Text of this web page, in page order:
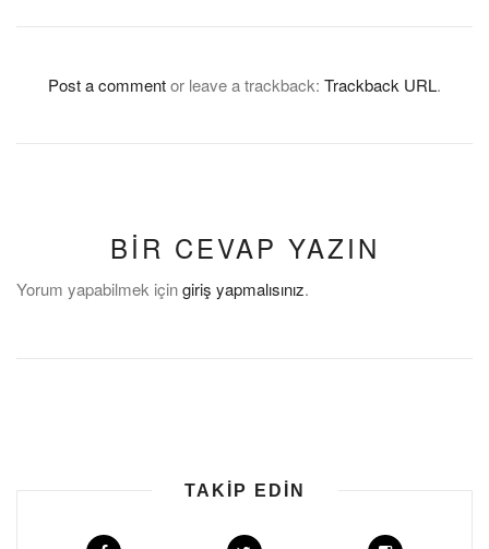
Post a commentor leave a trackback: Trackback URL.
BIR CEVAP YAZIN
Yorum yapabilmek içingiriş yapmalısınız.
TAKIP EDIN